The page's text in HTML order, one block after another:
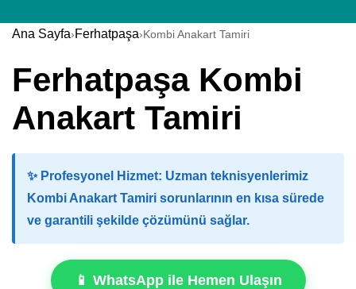
Ana Sayfa›Ferhatpaşa›Kombi Anakart Tamiri
Ferhatpaşa Kombi
Anakart Tamiri
✨ Profesyonel Hizmet: Uzman teknisyenlerimiz
Kombi Anakart Tamiri sorunlarının en kısa sürede
ve garantili şekilde çözümünü sağlar.
📱 WhatsApp ile Hemen Ulaşın